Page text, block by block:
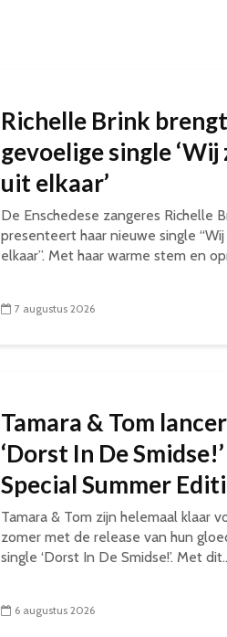
Richelle Brink brengt
gevoelige single ‘Wij
uit elkaar’
De Enschedese zangeres Richelle
presenteert haar nieuwe single
elkaar”. Met haar warme stem en
7 augustus 2026
Tamara & Tom
‘Dorst In De Smidse!’
Special Summer
Tamara & Tom zijn helemaal klaar
zomer met de release van hun
single ‘Dorst In De Smidse!’. Met
6 augustus 2026